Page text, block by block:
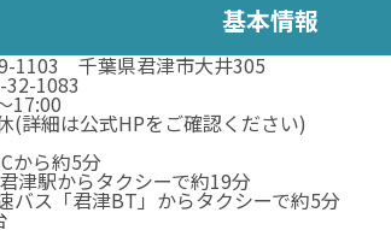
基本情報
1103 千葉県君津市大井305
32-1083
17:00
(詳細は公式HPをご確認ください)
から約5分
津駅からタクシーで約19分
バス「君津BT」からタクシーで約5分